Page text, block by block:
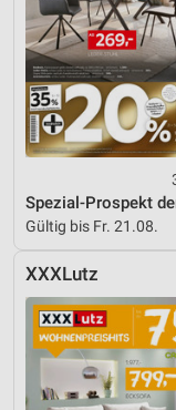
Gültig bis Fr. 21.08.
XXXLutz